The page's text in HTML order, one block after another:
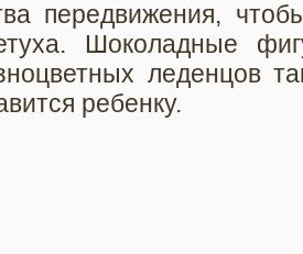
передвижения,
Шоколадные
леденцов
ребенку.